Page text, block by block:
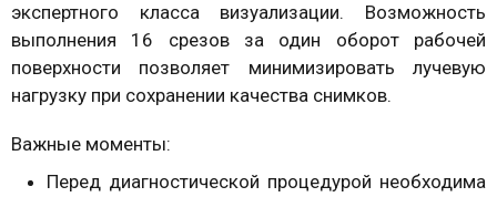
экспертного класса визуализации. Возможность
выполнения 16 срезов за один оборот рабочей
поверхности позволяет минимизировать лучевую
нагрузку при сохранении качества снимков.
Важные моменты:
Перед диагностической процедурой необходима